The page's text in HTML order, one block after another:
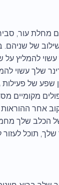
עור, סביר
של
עשוי להמליץ
שלך עשוי
של פעילות
מקומיים
אחר
הכלב שלך
שלך, תוכל